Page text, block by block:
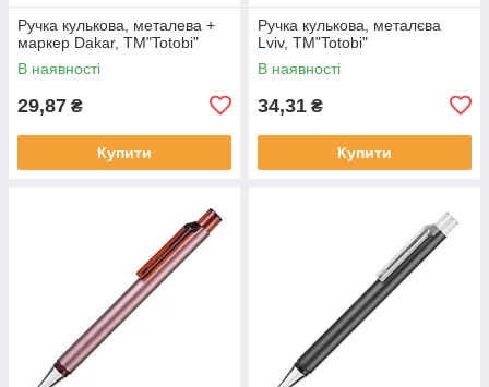
Ручка кулькова, металева +
маркер Dakar, ТМ"Totobi"
В наявності
29,87 ₴
Купити
Ручка кулькова, металєва
Lviv, ТМ"Totobi"
В наявності
34,31 ₴
Купити